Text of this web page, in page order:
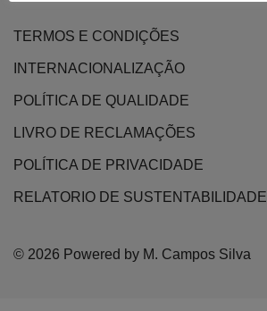
TERMOS E CONDIÇÕES
INTERNACIONALIZAÇÃO
POLÍTICA DE QUALIDADE
LIVRO DE RECLAMAÇÕES
POLÍTICA DE PRIVACIDADE
RELATORIO DE SUSTENTABILIDADE
© 2026 Powered by M. Campos Silva